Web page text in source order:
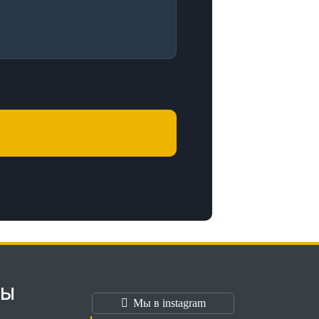
Мы в instagram